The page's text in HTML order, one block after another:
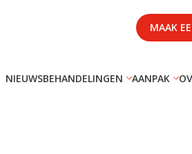
MAAK
NIEUWSBEHANDELINGEN AANPAK